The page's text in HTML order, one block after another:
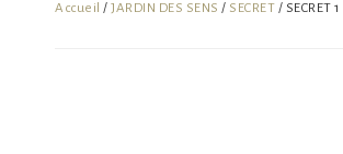
Panier
Accueil / JARDIN DES SENS / SECRET / SECRET 1